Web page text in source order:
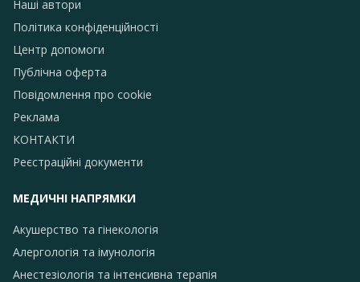
Наші автори
Політика конфіденційності
Центр допомоги
Публічна оферта
Повідомлення про сookie
Реклама
КОНТАКТИ
Реєстраційні документи
МЕДИЧНІ НАПРЯМКИ
Акушерство та гінекологія
Алергологія та імунологія
Анестезіологія та інтенсивна терапія